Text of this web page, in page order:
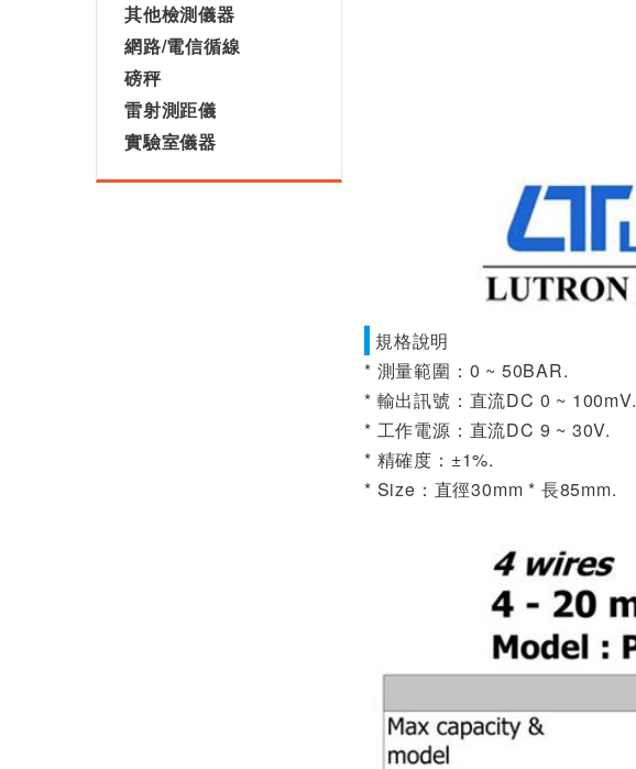
其他檢測儀器
網路/電信循線
磅秤
雷射測距儀
實驗室儀器
規格說明
* 測量範圍：0 ~ 50BAR.
* 輸出訊號：直流DC 0 ~ 100mV.
* 工作電源：直流DC 9 ~ 30V.
* 精確度：±1%.
* Size：直徑30mm * 長85mm.